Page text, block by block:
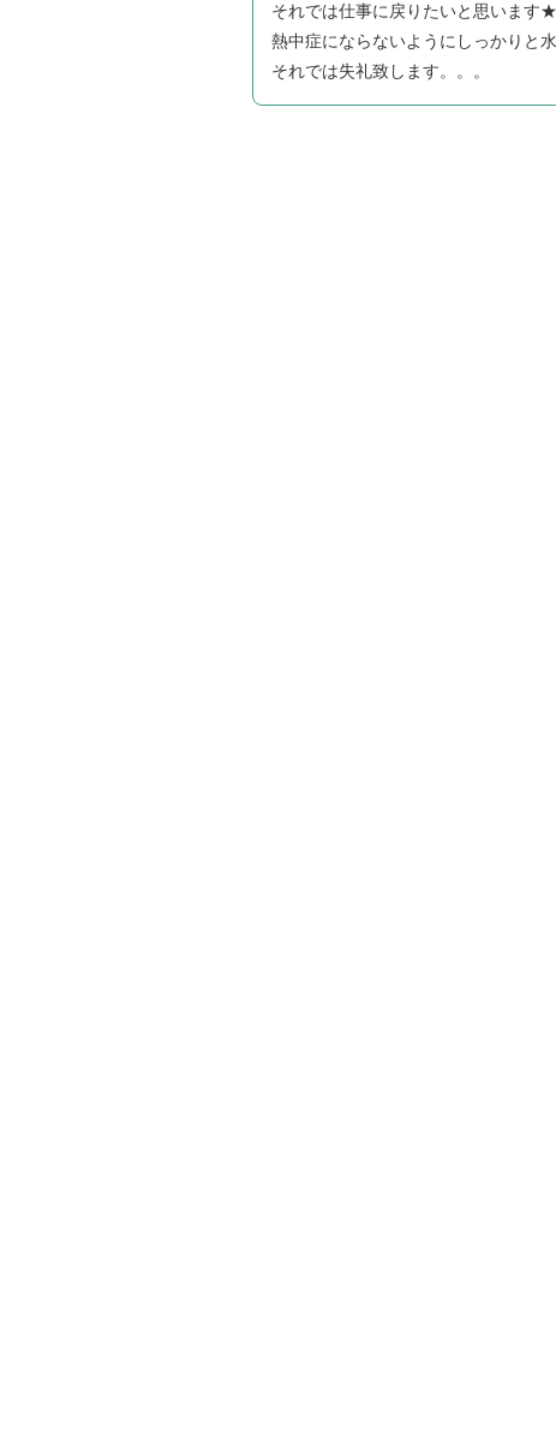
それでは仕事に戻りたいと思います★
熱中症にならないようにしっかりと
それでは失礼致します。。。